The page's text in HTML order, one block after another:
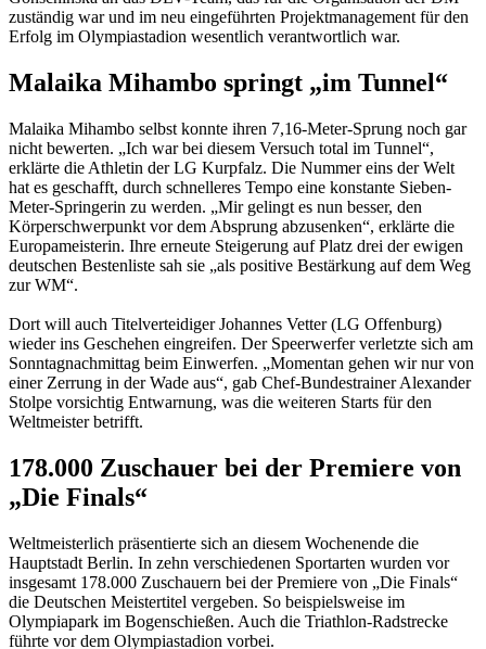
zuständig war und im neu eingeführten Projektmanagement für den
Erfolg im Olympiastadion wesentlich verantwortlich war.
Malaika Mihambo springt „im Tunnel“
Malaika Mihambo selbst konnte ihren 7,16-Meter-Sprung noch gar
nicht bewerten. „Ich war bei diesem Versuch total im Tunnel“,
erklärte die Athletin der LG Kurpfalz. Die Nummer eins der Welt
hat es geschafft, durch schnelleres Tempo eine konstante Sieben-
Meter-Springerin zu werden. „Mir gelingt es nun besser, den
Körperschwerpunkt vor dem Absprung abzusenken“, erklärte die
Europameisterin. Ihre erneute Steigerung auf Platz drei der ewigen
deutschen Bestenliste sah sie „als positive Bestärkung auf dem Weg
zur WM“.
Dort will auch Titelverteidiger Johannes Vetter (LG Offenburg)
wieder ins Geschehen eingreifen. Der Speerwerfer verletzte sich am
Sonntagnachmittag beim Einwerfen. „Momentan gehen wir nur von
einer Zerrung in der Wade aus“, gab Chef-Bundestrainer Alexander
Stolpe vorsichtig Entwarnung, was die weiteren Starts für den
Weltmeister betrifft.
178.000 Zuschauer bei der Premiere von
„Die Finals“
Weltmeisterlich präsentierte sich an diesem Wochenende die
Hauptstadt Berlin. In zehn verschiedenen Sportarten wurden vor
insgesamt 178.000 Zuschauern bei der Premiere von „Die Finals“
die Deutschen Meistertitel vergeben. So beispielsweise im
Olympiapark im Bogenschießen. Auch die Triathlon-Radstrecke
führte vor dem Olympiastadion vorbei.